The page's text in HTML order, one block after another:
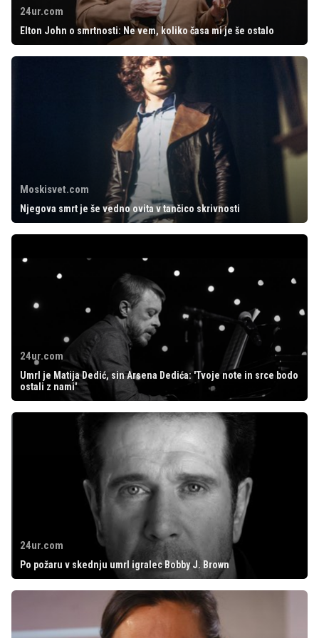
24ur.com
Elton John o smrtnosti: Ne vem, koliko časa mi je še ostalo
Moskisvet.com
Njegova smrt je še vedno ovita v tančico skrivnosti
24ur.com
Umrl je Matija Dedić, sin Arsena Dedića: 'Tvoje note in srce bodo
ostali z nami'
24ur.com
Po požaru v skednju umrl igralec Bobby J. Brown